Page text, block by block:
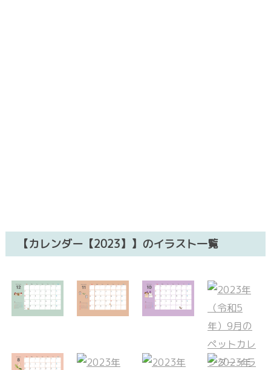
【カレンダー【2023】】のイラスト一覧